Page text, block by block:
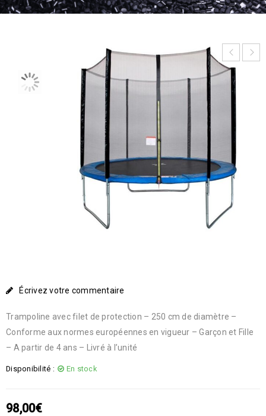
Écrivez votre commentaire
Trampoline avec filet de protection – 250 cm de diamètre –
Conforme aux normes européennes en vigueur – Garçon et Fille
– A partir de 4 ans – Livré à l’unité
Disponibilité : En stock
98,00€